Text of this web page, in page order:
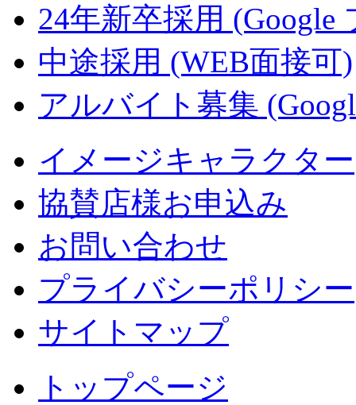
24年新卒採用 (Google
中途採用 (WEB面接可)
アルバイト募集
イメージキャラクター
協賛店様お申込み
お問い合わせ
プライバシーポリシー
サイトマップ
トップページ